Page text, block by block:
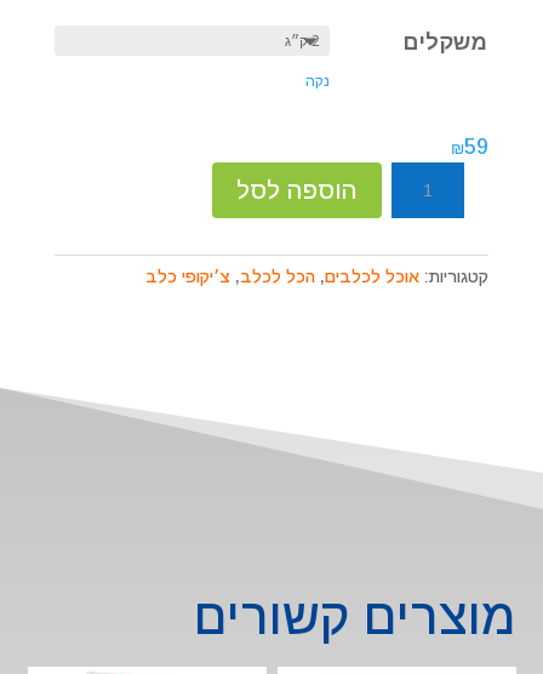
משקלים
נקה
₪59
עוף
הוספה לסל
קטגוריות: אוכל לכלבים, הכל לכלב, צ׳יקופי כלב
מוצרים קשורים